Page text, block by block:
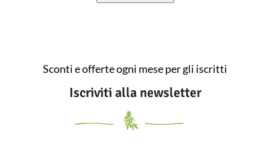
Sconti e offerte ogni mese per gli iscritti
Iscriviti alla newsletter